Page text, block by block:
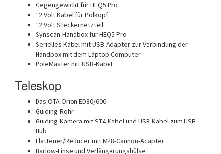
Gegengewicht für HEQ5 Pro
12 Volt Kabel für Polkopf
12 Volt Steckernetzteil
Synscan-Handbox für HEQ5 Pro
Serielles Kabel mit USB-Adapter zur Verbindung der
Handbox mit dem Laptop-Computer
PoleMaster mit USB-Kabel
Teleskop
Das OTA Orion ED80/600
Guiding-Rohr
Guiding-Kamera mit ST4-Kabel und USB-Kabel zum USB-
Hub
Flattener/Reducer mit M48-Cannon-Adapter
Barlow-Linse und Verlängerungshülse